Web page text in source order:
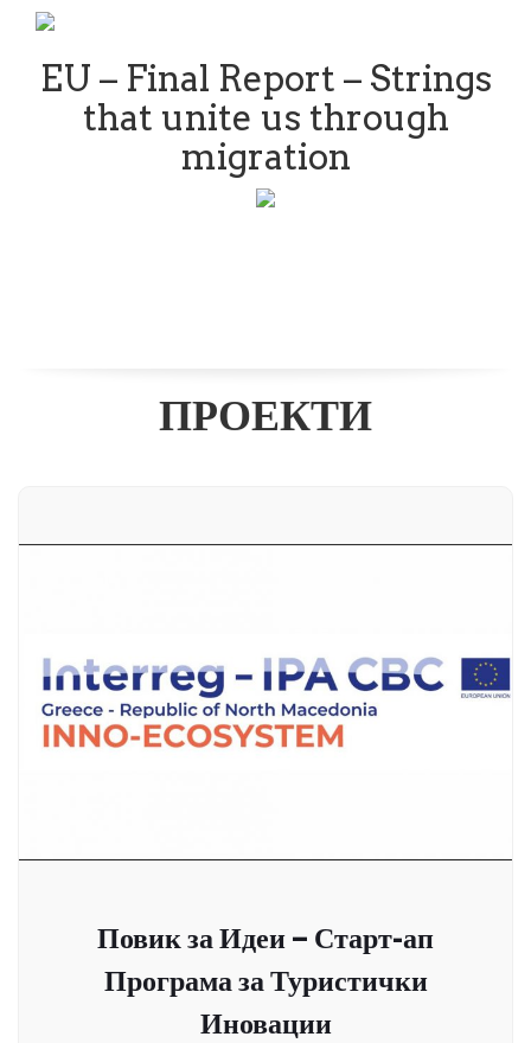
EU – Final Report – Strings
that unite us through
migration
ПРОЕКТИ
Повик за Идеи – Старт-ап
Програма за Туристички
Иновации